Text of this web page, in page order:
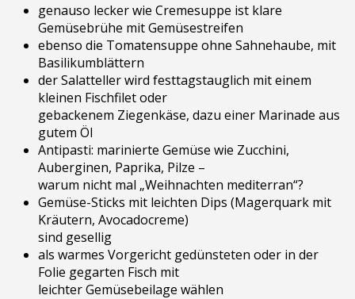
genauso lecker wie Cremesuppe ist klare
Gemüsebrühe mit Gemüsestreifen
ebenso die Tomatensuppe ohne Sahnehaube, mit
Basilikumblättern
der Salatteller wird festtagstauglich mit einem
kleinen Fischfilet oder
gebackenem Ziegenkäse, dazu einer Marinade aus
gutem Öl
Antipasti: marinierte Gemüse wie Zucchini,
Auberginen, Paprika, Pilze –
warum nicht mal „Weihnachten mediterran“?
Gemüse-Sticks mit leichten Dips (Magerquark mit
Kräutern, Avocadocreme)
sind gesellig
als warmes Vorgericht gedünsteten oder in der
Folie gegarten Fisch mit
leichter Gemüsebeilage wählen